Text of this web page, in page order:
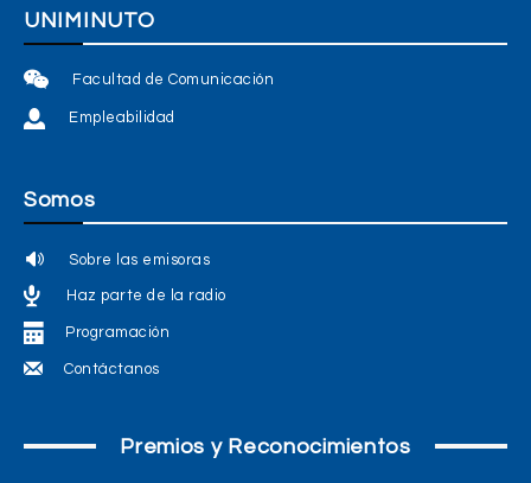
UNIMINUTO
Facultad de Comunicación
Empleabilidad
Somos
Sobre las emisoras
Haz parte de la radio
Programación
Contáctanos
Premios y Reconocimientos